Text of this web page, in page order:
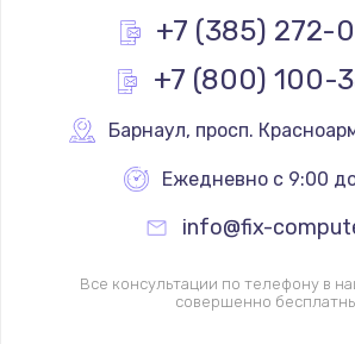
Заказать
Ремонт цепей
Замена жесткого
660 руб.
Заказать
+7 (385) 272-
+7 (800) 100-
Барнаул, просп.
Ежедневно с 9:00
info@fix-
Все консультации по телефону в
совершенно